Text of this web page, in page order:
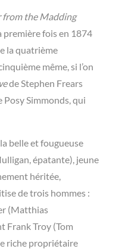
from the Madding
première fois en 1874
la quatrième
même, si l’on
de Stephen Frears
Posy Simmonds, qui
belle et fougueuse
épatante), jeune
héritée,
de trois hommes :
(Matthias
Frank Troy (Tom
riche propriétaire